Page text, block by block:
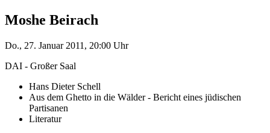
Moshe Beirach
Do., 27. Januar 2011, 20:00 Uhr
DAI - Großer Saal
Hans Dieter Schell
Aus dem Ghetto in die Wälder - Bericht eines jüdischen
Partisanen
Literatur